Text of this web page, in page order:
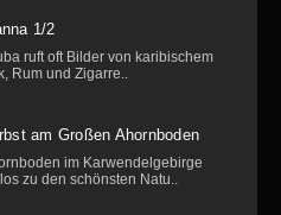
1/2
ruft oft Bilder von karibischem
Rum und Zigarre..
am Großen Ahornboden
im Karwendelgebirge
zu den schönsten Natu..